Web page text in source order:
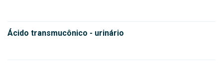
Ácido transmucônico - urinário